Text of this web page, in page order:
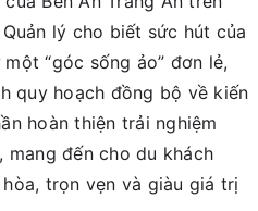
lý cho biết sức hút của
“góc sống ảo” đơn lẻ,
quy hoạch đồng bộ về kiến
hoàn thiện trải nghiệm
mang đến cho du khách
trọn vẹn và giàu giá trị